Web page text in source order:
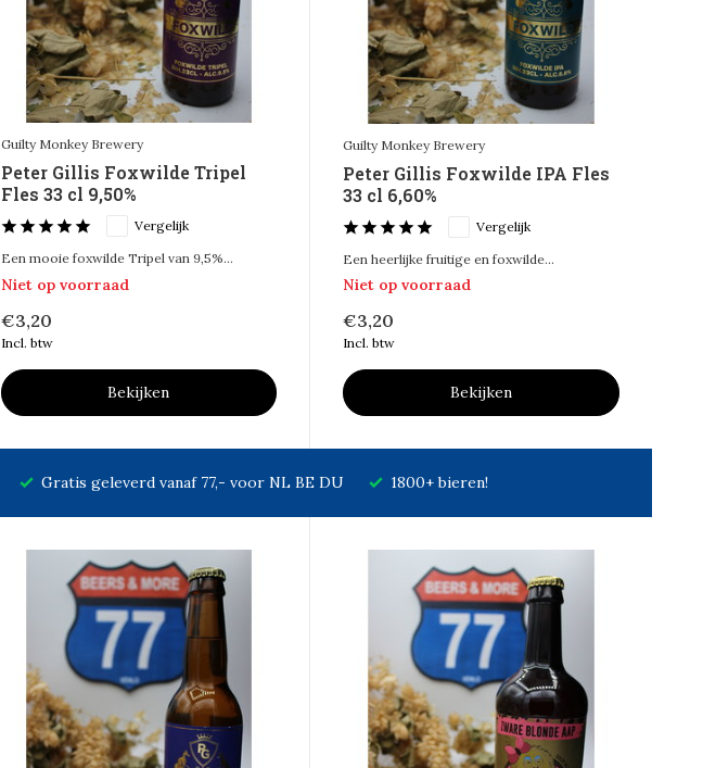
Guilty Monkey Brewery
Peter Gillis Foxwilde Tripel
Fles 33 cl 9,50%
Vergelijk
Een mooie foxwilde Tripel van 9,5%...
Niet op voorraad
€3,20
Incl. btw
Bekijken
Guilty Monkey Brewery
Peter Gillis Foxwilde IPA Fles
33 cl 6,60%
Vergelijk
Een heerlijke fruitige en foxwilde...
Niet op voorraad
€3,20
Incl. btw
Bekijken
Gratis geleverd vanaf 77,- voor NL BE DU 1800+ bieren!